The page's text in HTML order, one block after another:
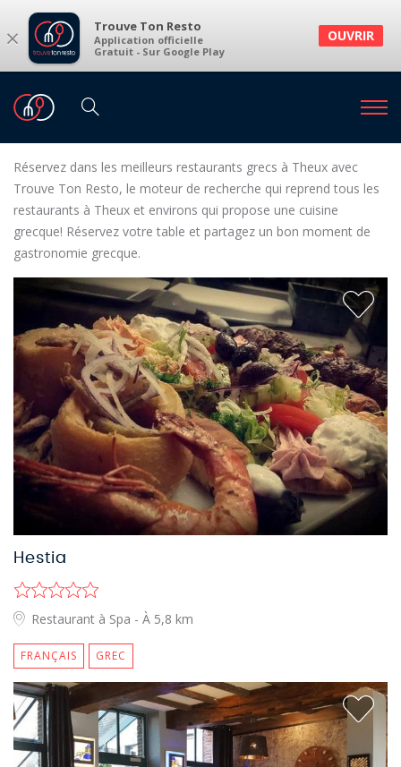
× Trouve Ton Resto
Application officielle
Gratuit - Sur Google Play
OUVRIR
Restaurants
Restaurants grecs à Theux et environs
Réservez dans les meilleurs restaurants grecs à Theux avec
Trouve Ton Resto, le moteur de recherche qui reprend tous les
restaurants à Theux et environs qui propose une cuisine
grecque! Réservez votre table et partagez un bon moment de
gastronomie grecque.
Hestia
Restaurant à Spa - À 5,8 km
FRANÇAIS GREC